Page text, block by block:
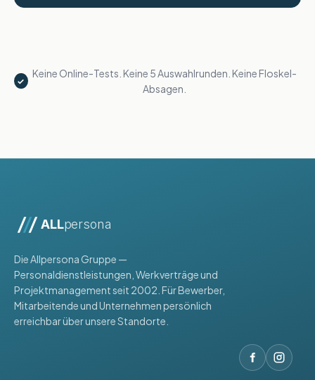
✓
Keine Online-Tests. Keine 5 Auswahlrunden. Keine Floskel-
Absagen.
ALLpersona
Die Allpersona Gruppe —
Personaldienstleistungen, Werkverträge und
Projektmanagement seit 2002. Für Bewerber,
Mitarbeitende und Unternehmen persönlich
erreichbar über unsere Standorte.